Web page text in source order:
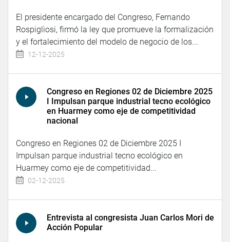
El presidente encargado del Congreso, Fernando
Rospigliosi, firmó la ley que promueve la formalización
y el fortalecimiento del modelo de negocio de los...
12-12-2025
Congreso en Regiones 02 de Diciembre 2025
I Impulsan parque industrial tecno ecológico
en Huarmey como eje de competitividad
nacional
Congreso en Regiones 02 de Diciembre 2025 I
Impulsan parque industrial tecno ecológico en
Huarmey como eje de competitividad...
02-12-2025
Entrevista al congresista Juan Carlos Mori de
Acción Popular